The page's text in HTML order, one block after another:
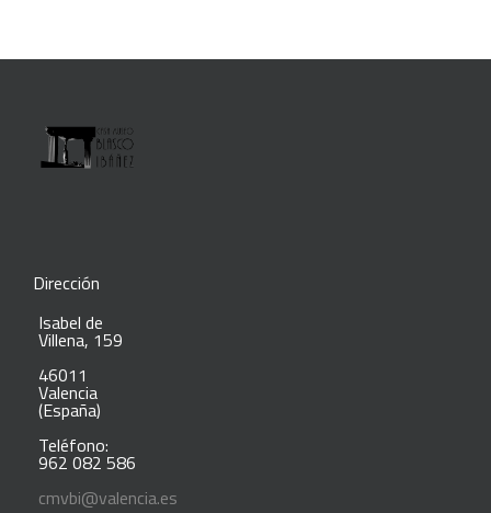
Dirección
Isabel de
Villena, 159
46011
Valencia
(España)
Teléfono:
962 082 586
cmvbi@valencia.es